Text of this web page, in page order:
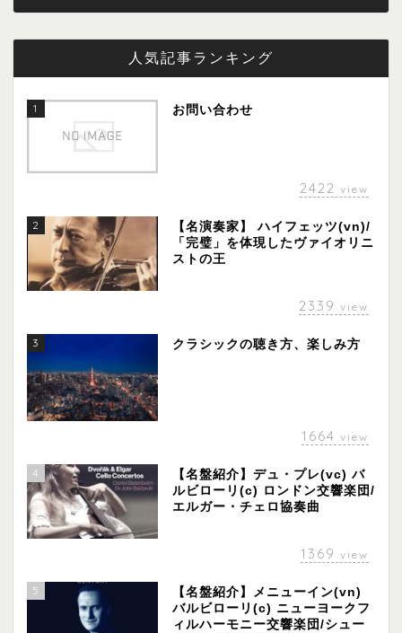
人気記事ランキング
1 お問い合わせ
2422 view
2
【名演奏家】 ハイフェッツ(vn)/
「完璧」を体現したヴァイオリニ
ストの王
2339 view
3 クラシックの聴き方、楽しみ方
1664 view
4
【名盤紹介】デュ・プレ(vc) バ
ルビローリ(c) ロンドン交響楽団/
エルガー・チェロ協奏曲
1369 view
5
【名盤紹介】メニューイン(vn)
バルビローリ(c) ニューヨークフ
ィルハーモニー交響楽団/シュー